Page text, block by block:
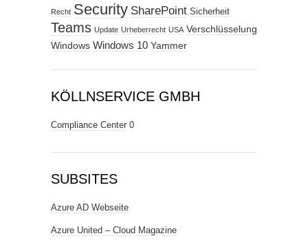
Recht Security SharePoint Sicherheit
Teams Update Urheberrecht USA Verschlüsselung
Windows Windows 10 Yammer
KÖLLNSERVICE GMBH
Compliance Center 0
SUBSITES
Azure AD Webseite
Azure United – Cloud Magazine